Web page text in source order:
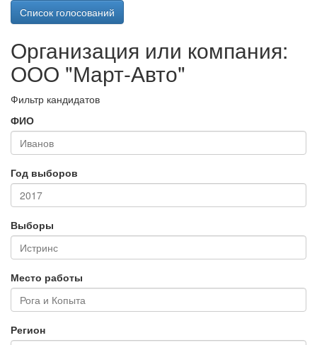
Список голосований
Организация или компания:
ООО "Март-Авто"
Фильтр кандидатов
ФИО
Год выборов
Выборы
Место работы
Регион